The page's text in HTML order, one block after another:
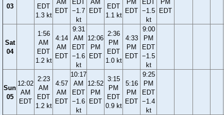
03
EDT
1.3 kt
AM
EDT
EDT
−1.7
kt
AM
EDT
EDT
1.1 kt
PM
EDT
EDT
−1.5
kt
PM
EDT
Sat
04
1:56
AM
EDT
1.2 kt
4:14
AM
EDT
9:31
AM
EDT
−1.6
kt
12:06
PM
EDT
2:36
PM
EDT
1.0 kt
4:33
PM
EDT
9:00
PM
EDT
−1.5
kt
Sun
05
12:02
AM
EDT
2:23
AM
EDT
1.2 kt
4:57
AM
EDT
10:17
AM
EDT
−1.6
kt
12:52
PM
EDT
3:15
PM
EDT
0.9 kt
5:16
PM
EDT
9:25
PM
EDT
−1.4
kt